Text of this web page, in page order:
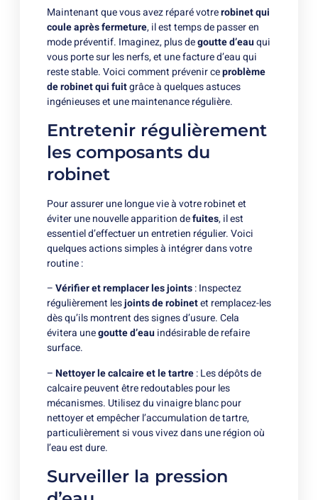
Maintenant que vous avez réparé votrerobinet qui
coule après fermeture, il est temps de passer en
mode préventif. Imaginez, plus degoutte d’eauqui
vous porte sur les nerfs, et une facture d’eau qui
reste stable. Voici comment prévenir ceproblème
de robinet qui fuitgrâce à quelques astuces
ingénieuses et une maintenance régulière.
Entretenir régulièrement
les composants du
robinet
Pour assurer une longue vie à votre robinet et
éviter une nouvelle apparition defuites, il est
essentiel d’effectuer un entretien régulier. Voici
quelques actions simples à intégrer dans votre
routine :
–Vérifier et remplacer les joints: Inspectez
régulièrement lesjoints de robinetet remplacez-les
dès qu’ils montrent des signes d’usure. Cela
évitera unegoutte d’eauindésirable de refaire
surface.
–Nettoyer le calcaire et le tartre: Les dépôts de
calcaire peuvent être redoutables pour les
mécanismes. Utilisez du vinaigre blanc pour
nettoyer et empêcher l’accumulation de tartre,
particulièrement si vous vivez dans une région où
l’eau est dure.
Surveiller la pression